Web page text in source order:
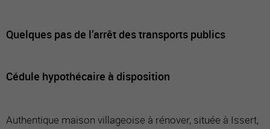
Quelques pas de l’arrêt des transports publics
Cédule hypothécaire à disposition
Authentique maison villageoise à rénover, située à Issert,